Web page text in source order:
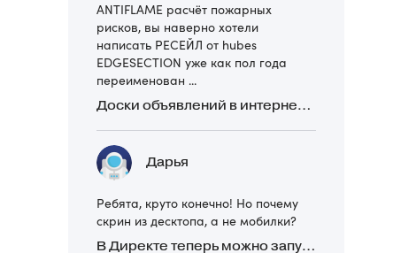
ANTIFLAME расчёт пожарных
рисков, вы наверно хотели
написать РЕСЕЙЛ от hubes
EDGESECTION уже как пол года
переименован ...
Доски объявлений в интернете: какие лучше и безопаснее? Сравниваем 5 популярных
Дарья
Ребята, круто конечно! Но почему
скрин из десктопа, а не мобилки?
В Директе теперь можно запускать Премиум-билборд для мобильных устройств